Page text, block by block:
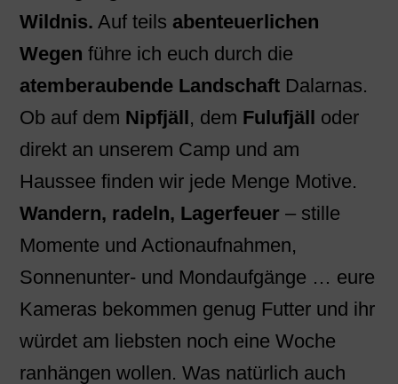
Wildnis. Auf teils abenteuerlichen
Wegen führe ich euch durch die
atemberaubende LandschaftDalarnas.
Ob auf dem Nipfjäll, dem Fulufjäll oder
direkt an unserem Camp und am
Haussee finden wir jede Menge Motive.
Wandern, radeln, Lagerfeuer – stille
Momente und Actionaufnahmen,
Sonnenunter- und Mondaufgänge … eure
Kameras bekommen genug Futter und ihr
würdet am liebsten noch eine Woche
ranhängen wollen. Was natürlich auch